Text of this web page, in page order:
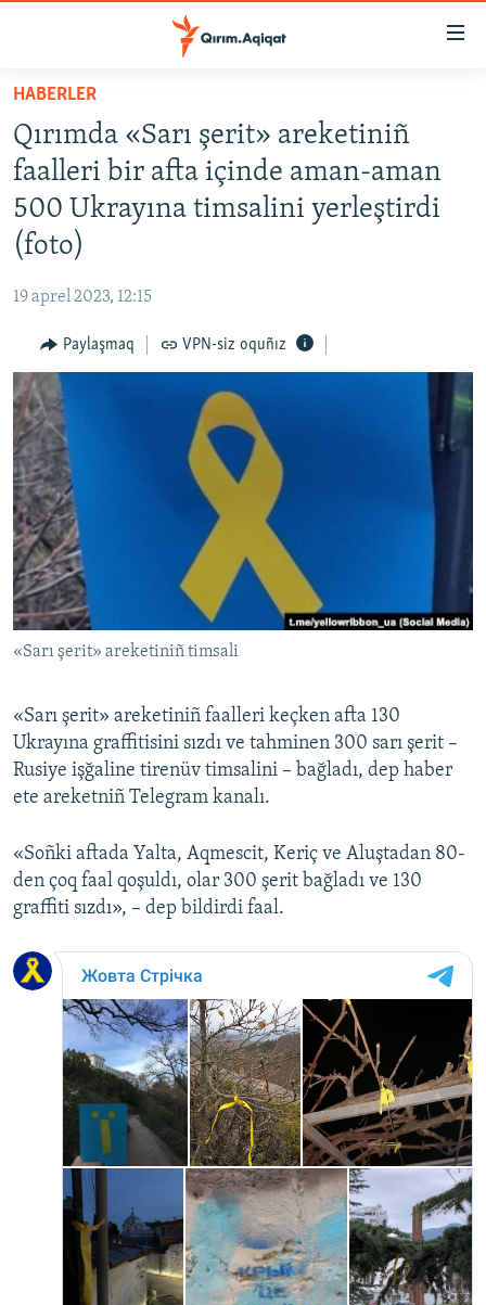
Esas
qaytmaq
Baş
navigatsiyağa
qaytmaq
Qıdıruvğa
HABERLER
SİYASET
İQTİSADİYAT
CEMİYET
İNSAN AQLARI
VİDEO
SÜRET
BLOGLAR
FİKİR
Русский
Українською
QOŞULIÑIZ!
RFE/RS bütün saytları
HABERLER
Qırımda «Sarı şerit» areketiniñ
faalleri bir afta içinde aman-aman
500 Ukrayına timsalini yerleştirdi
(foto)
19 aprel 2023, 12:15
Paylaşmaq VPN-siz oquñız
«Sarı şerit» areketiniñ timsali
«Sarı şerit» areketiniñ faalleri keçken afta 130
Ukrayına graffitisini sızdı ve tahminen 300 sarı şerit –
Rusiye işğaline tirenüv timsalini – bağladı, dep haber
ete areketniñ Telegram kanalı.
«Soñki aftada Yalta, Aqmescit, Keriç ve Aluştadan 80-
den çoq faal qoşuldı, olar 300 şerit bağladı ve 130
graffiti sızdı», – dep bildirdi faal.